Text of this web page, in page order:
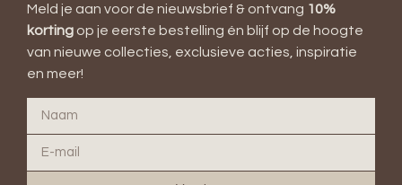
Meld je aan voor de nieuwsbrief & ontvang 10%
korting op je eerste bestelling én blijf op de hoogte
van nieuwe collecties, exclusieve acties, inspiratie
en meer!